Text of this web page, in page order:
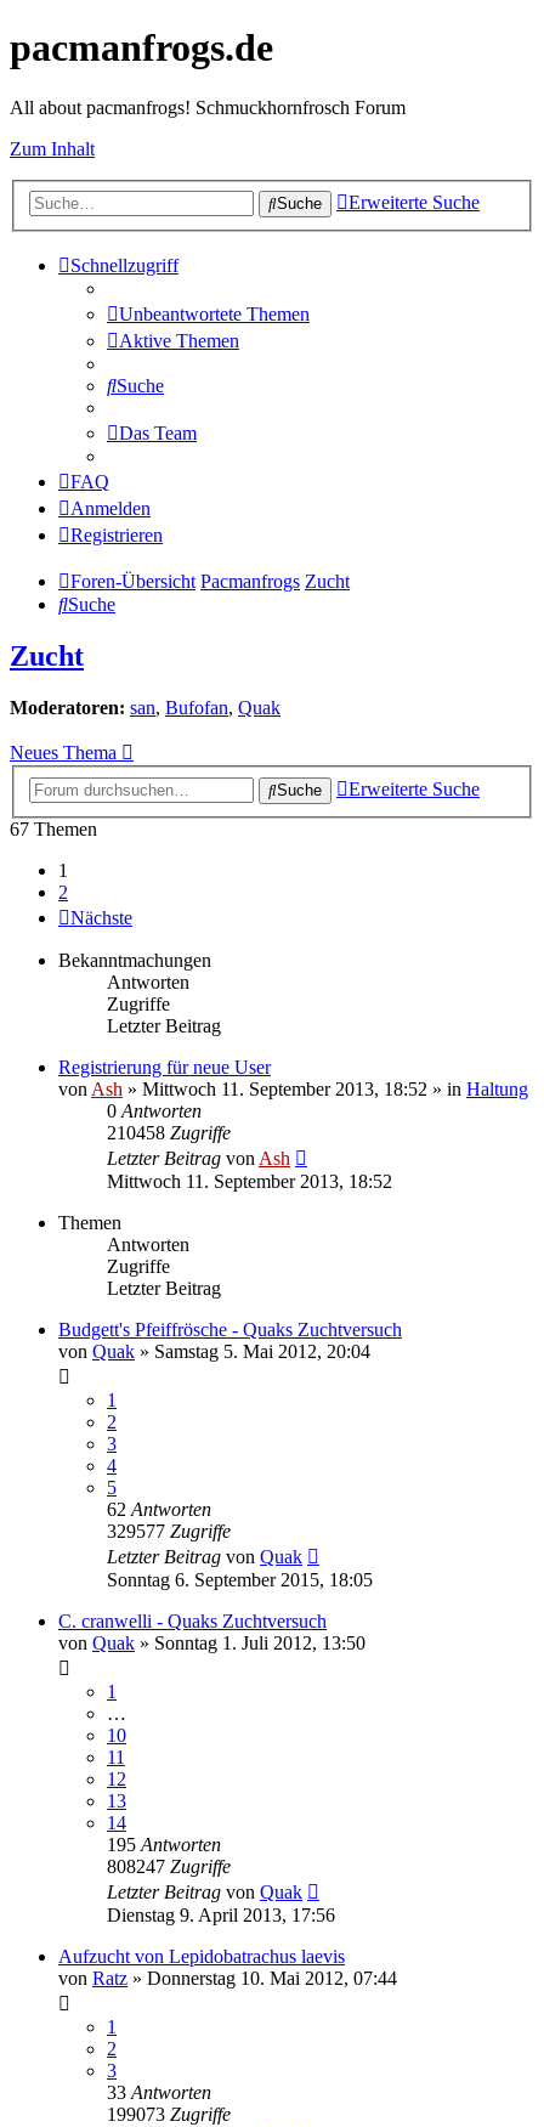
pacmanfrogs.de
All about pacmanfrogs! Schmuckhornfrosch Forum
Zum Inhalt
Suche Erweiterte Suche
Schnellzugriff
Unbeantwortete Themen
Aktive Themen
Suche
Das Team
FAQ
Anmelden
Registrieren
Foren-Übersicht Pacmanfrogs Zucht
Suche
Zucht
Moderatoren: san, Bufofan, Quak
Neues Thema
Suche
Erweiterte Suche
67 Themen
1
2
Nächste
Bekanntmachungen
Antworten
Zugriffe
Letzter Beitrag
Registrierung für neue User
von Ash » Mittwoch 11. September 2013, 18:52 » in Haltung
0 Antworten
210458 Zugriffe
Letzter Beitrag von Ash
Mittwoch 11. September 2013, 18:52
Themen
Antworten
Zugriffe
Letzter Beitrag
Budgett's Pfeiffrösche - Quaks Zuchtversuch
von Quak » Samstag 5. Mai 2012, 20:04
1
2
3
4
5
62 Antworten
329577 Zugriffe
Letzter Beitrag von Quak
Sonntag 6. September 2015, 18:05
C. cranwelli - Quaks Zuchtversuch
von Quak » Sonntag 1. Juli 2012, 13:50
1
…
10
11
12
13
14
195 Antworten
808247 Zugriffe
Letzter Beitrag von Quak
Dienstag 9. April 2013, 17:56
Aufzucht von Lepidobatrachus laevis
von Ratz » Donnerstag 10. Mai 2012, 07:44
1
2
3
33 Antworten
199073 Zugriffe